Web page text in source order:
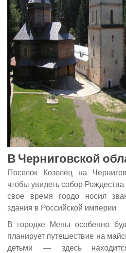
В Черниговской
Поселок Козелец на
чтобы увидеть собор
свое время гордо носил
здания в Российской империи.
В городке Мены особенно
планирует путешествие на
детьми — здесь